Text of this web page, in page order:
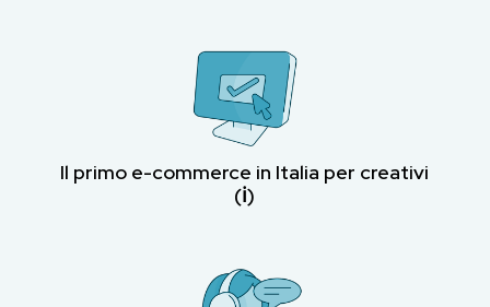
Il primo e-commerce in Italia per creativi
(ℹ︎)